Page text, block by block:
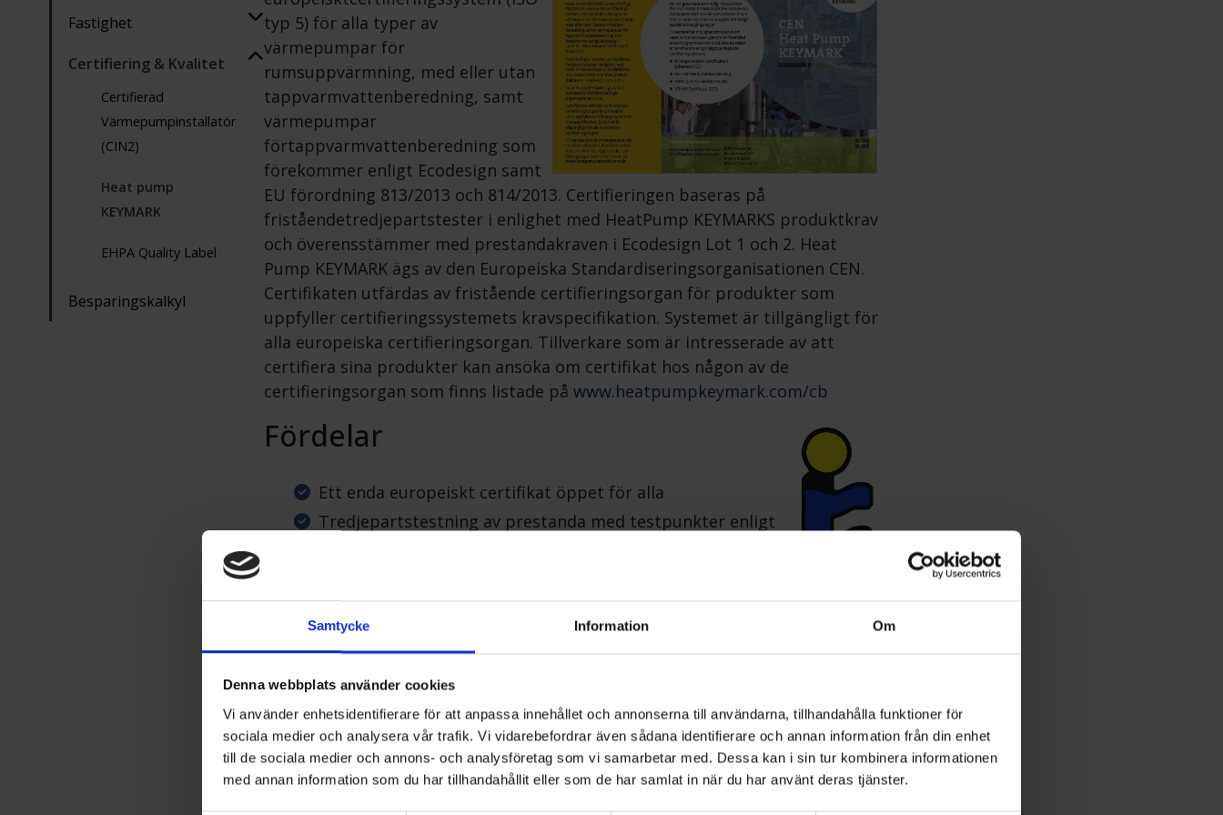
Samtycke Information Om
Denna webbplats använder cookies
Vi använder enhetsidentifierare för att anpassa innehållet och annonserna till användarna, tillhandahålla funktioner för
sociala medier och analysera vår trafik. Vi vidarebefordrar även sådana identifierare och annan information från din enhet
till de sociala medier och annons- och analysföretag som vi samarbetar med. Dessa kan i sin tur kombinera informationen
med annan information som du har tillhandahållit eller som de har samlat in när du har använt deras tjänster.
Hur går man
Fastighet
Installation, Drift &
Avtal
Certifiering & Kvalitet
Certifierad
Värmepumpinstallatör
(CIN2)
Heat pump
KEYMARK
EHPA Quality Label
Besparingskalkyl
typ 5) för alla typer av
värmepumpar för
rumsuppvärmning, med eller utan
tappvarmvattenberedning, samt
värmepumpar
förtappvarmvattenberedning som
förekommer enligt Ecodesign samt
EU förordning 813/2013 och 814/2013. Certifieringen baseras på
friståendetredjepartstester i enlighet med HeatPump KEYMARKS produktkrav
och överensstämmer med prestandakraven i Ecodesign Lot 1 och 2. Heat
Pump KEYMARK ägs av den Europeiska Standardiseringsorganisationen CEN.
Certifikaten utfärdas av fristående certifieringsorgan för produkter som
uppfyller certifieringssystemets kravspecifikation. Systemet är tillgängligt för
alla europeiska certifieringsorgan. Tillverkare som är intresserade av att
certifiera sina produkter kan ansöka om certifikat hos någon av de
certifieringsorgan som finns listade påwww.heatpumpkeymark.com/cb
Fördelar
Ett enda europeiskt certifikat öppet för alla
Tredjepartstestning av prestanda med testpunkter enligt
Återkommande fabrikskontroller och kontroller av
kvalitetshantering
Ett transparent och starkt system för att skapa förtroende på
marknaden
Ömsesidig acceptans bland alla deltagande certifieringsorgan
Smidig övergång från de nuvarande certifieringssystemen: EHPA –
Quality label, MCS i Storbritannien, NF PAC i Frankrike och LCPHP.
Hur du deltar